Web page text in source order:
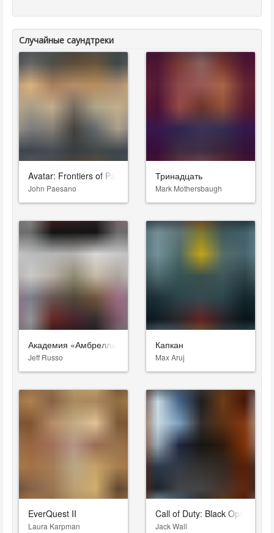
Случайные саундтреки
Avatar: Frontiers of Pandora - From the Ashes
John Paesano
Тринадцать
Mark Mothersbaugh
Академия «Амбрелла»
Jeff Russo
Капкан
Max Aruj
EverQuest II
Laura Karpman
Call of Duty: Black Ops 7
Jack Wall